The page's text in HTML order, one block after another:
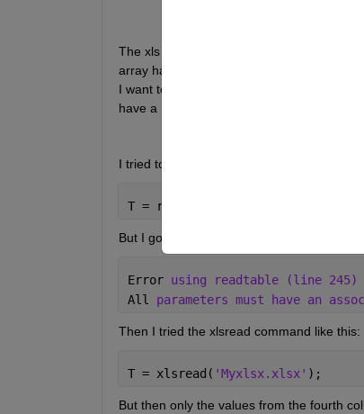
The xls file looks like this... The first
array has a value of  "84.375E", I want
I want to similarly extract the number
have a  value of "1990".
I tried to load the values myself. I tried this
T = readtable(
But I got this error:
Error using readtable (line 245)
All parameters must have an
Then I tried the xlsread command like this:
T = xlsread( 'Myxlsx.xlsx' );
But then only the values from the fourth